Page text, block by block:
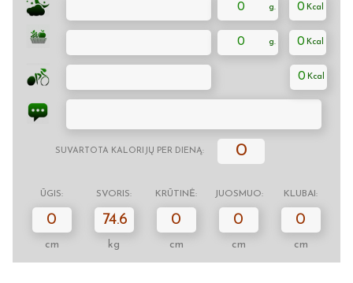
0 0
0 0
0
SUVARTOTA KALORIJŲ PER DIENĄ: 0
ŪGIS: SVORIS: KRŪTINĖ: JUOSMUO: KLUBAI:
0
cm
74.6
kg
0
cm
0
cm
0
cm